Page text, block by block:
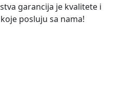
garancija je kvalitete i
posluju sa nama!